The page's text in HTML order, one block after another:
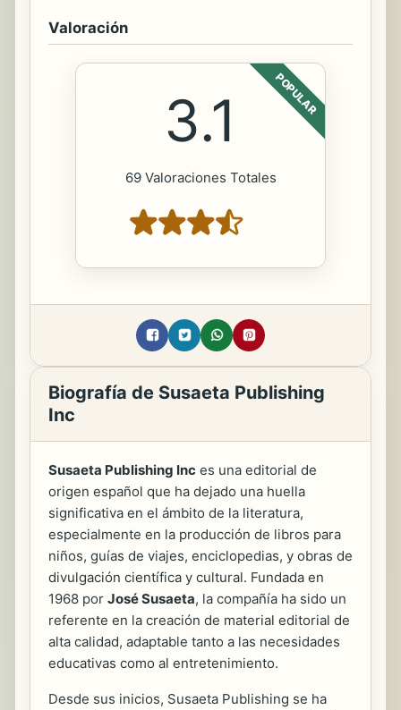
Valoración
POPULAR
3.1
69 Valoraciones Totales
Biografía de Susaeta Publishing
Inc
Susaeta Publishing Inc es una editorial de
origen español que ha dejado una huella
significativa en el ámbito de la literatura,
especialmente en la producción de libros para
niños, guías de viajes, enciclopedias, y obras de
divulgación científica y cultural. Fundada en
1968 por José Susaeta, la compañía ha sido un
referente en la creación de material editorial de
alta calidad, adaptable tanto a las necesidades
educativas como al entretenimiento.
Desde sus inicios, Susaeta Publishing se ha